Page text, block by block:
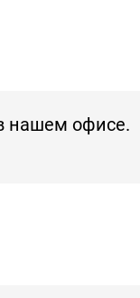
нашем офисе.